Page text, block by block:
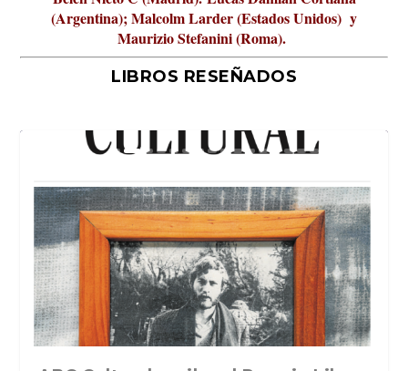
(Argentina); Malcolm Larder (Estados Unidos) y
Maurizio Stefanini (Roma).
LIBROS RESEÑADOS